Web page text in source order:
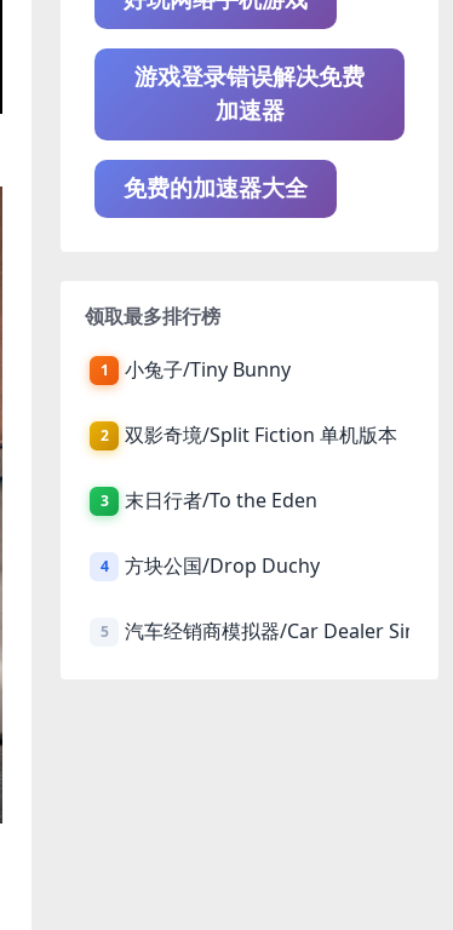
游戏登录错误解决免费
加速器
免费的加速器大全
领取最多排行榜
1 小兔子/Tiny Bunny
2 双影奇境/Split Fiction 单机版本
3 末日行者/To the Eden
4 方块公国/Drop Duchy
5 汽车经销商模拟器/Car Dealer